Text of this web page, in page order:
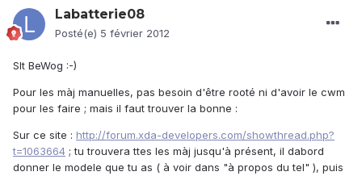
Labatterie08
Posté(e) 5 février 2012
Slt BeWog :-)
Pour les màj manuelles, pas besoin d'être rooté ni d'avoir le cwm
pour les faire ; mais il faut trouver la bonne :
Sur ce site : http://forum.xda-developers.com/showthread.php?
t=1063664 ; tu trouvera ttes les màj jusqu'à présent, il dabord
donner le modele que tu as ( à voir dans "à propos du tel" ), puis